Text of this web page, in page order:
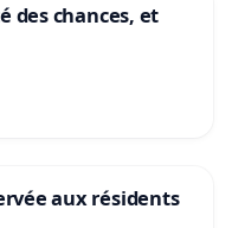
des chances, et
aux résidents